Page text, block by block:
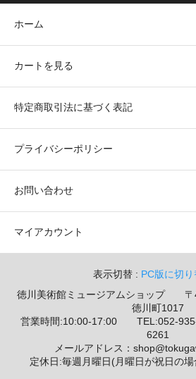
ホーム
カートを見る
特定商取引法に基づく表記
プライバシーポリシー
お問い合わせ
マイアカウント
表示切替 : PC版に切り
徳川美術館ミュージアムショップ 〒
徳川町1017
営業時間:10:00-17:00 TEL:052-
6261
メールアドレス：
定休日:毎週月曜日(月曜日が祝日の